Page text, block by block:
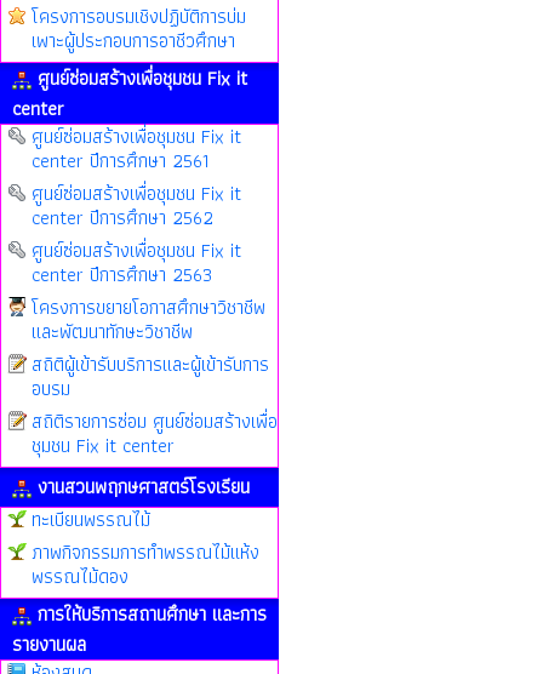
โครงการอบรมเชิงปฏิบัติการบ่ม
เพาะผู้ประกอบการอาชีวศึกษา
ศูนย์ซ่อมสร้างเพื่อชุมชน Fix it
center
ศูนย์ซ่อมสร้างเพื่อชุมชน Fix it
center ปีการศึกษา 2561
ศูนย์ซ่อมสร้างเพื่อชุมชน Fix it
center ปีการศึกษา 2562
ศูนย์ซ่อมสร้างเพื่อชุมชน Fix it
center ปีการศึกษา 2563
โครงการขยายโอกาสศึกษาวิชาชีพ
และพัฒนาทักษะวิชาชีพ
สถิติผู้เข้ารับบริการและผู้เข้ารับการ
อบรม
สถิติรายการซ่อม ศูนย์ซ่อมสร้างเพื่อ
ชุมชน Fix it center
งานสวนพฤกษศาสตร์โรงเรียน
ทะเบียนพรรณไม้
ภาพกิจกรรมการทำพรรณไม้แห้ง
พรรณไม้ดอง
การให้บริการสถานศึกษา และการ
รายงานผล